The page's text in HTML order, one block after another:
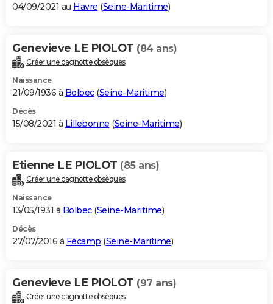
04/09/2021 au Havre (Seine-Maritime)
Genevieve LE PIOLOT (84 ans)
Créer une cagnotte obsèques
Naissance
21/09/1936 à Bolbec(Seine-Maritime)
Décès
15/08/2021 à Lillebonne (Seine-Maritime)
Etienne LE PIOLOT (85 ans)
Créer une cagnotte obsèques
Naissance
13/05/1931 à Bolbec(Seine-Maritime)
Décès
27/07/2016 à Fécamp (Seine-Maritime)
Genevieve LE PIOLOT (97 ans)
Créer une cagnotte obsèques